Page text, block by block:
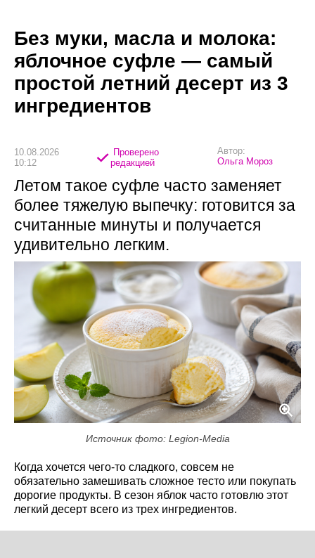
Без муки, масла и молока:
яблочное суфле — самый
простой летний десерт из 3
ингредиентов
10.08.2026
10:12
Проверено
редакцией
Автор:
Ольга Мороз
Летом такое суфле часто заменяет
более тяжелую выпечку: готовится за
считанные минуты и получается
удивительно легким.
Источник фото: Legion-Media
Когда хочется чего-то сладкого, совсем не
обязательно замешивать сложное тесто или покупать
дорогие продукты. В сезон яблок часто готовлю этот
легкий десерт всего из трех ингредиентов.